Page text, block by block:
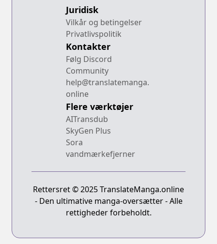
Juridisk
Vilkår og betingelser
Privatlivspolitik
Kontakter
Følg Discord
Community
help@translatemanga.
online
Flere værktøjer
AITransdub
SkyGen Plus
Sora
vandmærkefjerner
Rettersret © 2025 TranslateManga.online
- Den ultimative manga-oversætter - Alle
rettigheder forbeholdt.